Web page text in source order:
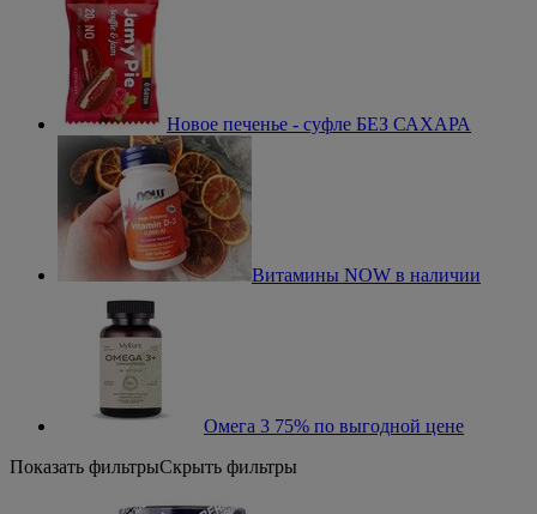
Новое печенье - суфле БЕЗ САХАРА
Витамины NOW в наличии
Омега 3 75% по выгодной цене
Показать фильтрыСкрыть фильтры